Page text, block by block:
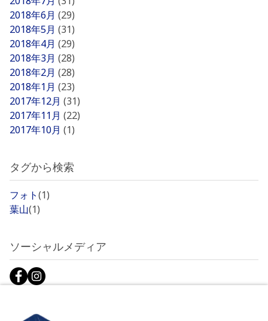
2018年6月 (29)
2018年5月 (31)
2018年4月 (29)
2018年3月 (28)
2018年2月 (28)
2018年1月 (23)
2017年12月 (31)
2017年11月 (22)
2017年10月 (1)
タグから検索
フォト(1)
葉山(1)
ソーシャルメディア